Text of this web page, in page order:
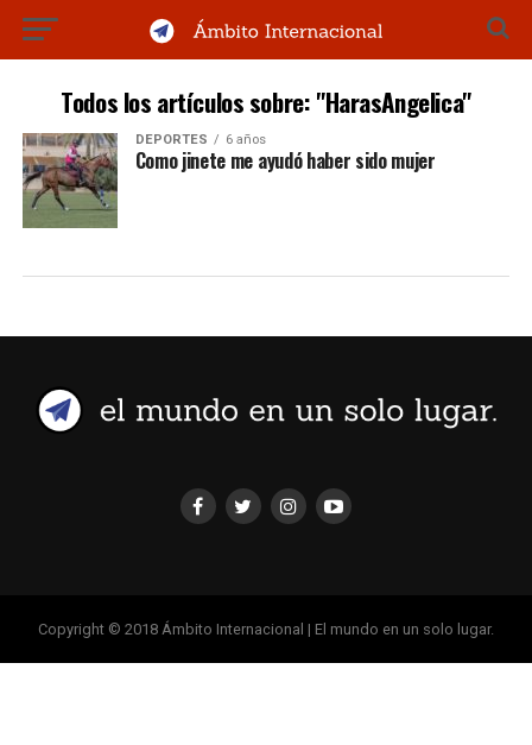
Todos los artículos sobre: "HarasAngelica"
DEPORTES 6 años
Como jinete me ayudó haber sido mujer
Copyright © 2018 Ámbito Internacional | El mundo en un solo lugar.